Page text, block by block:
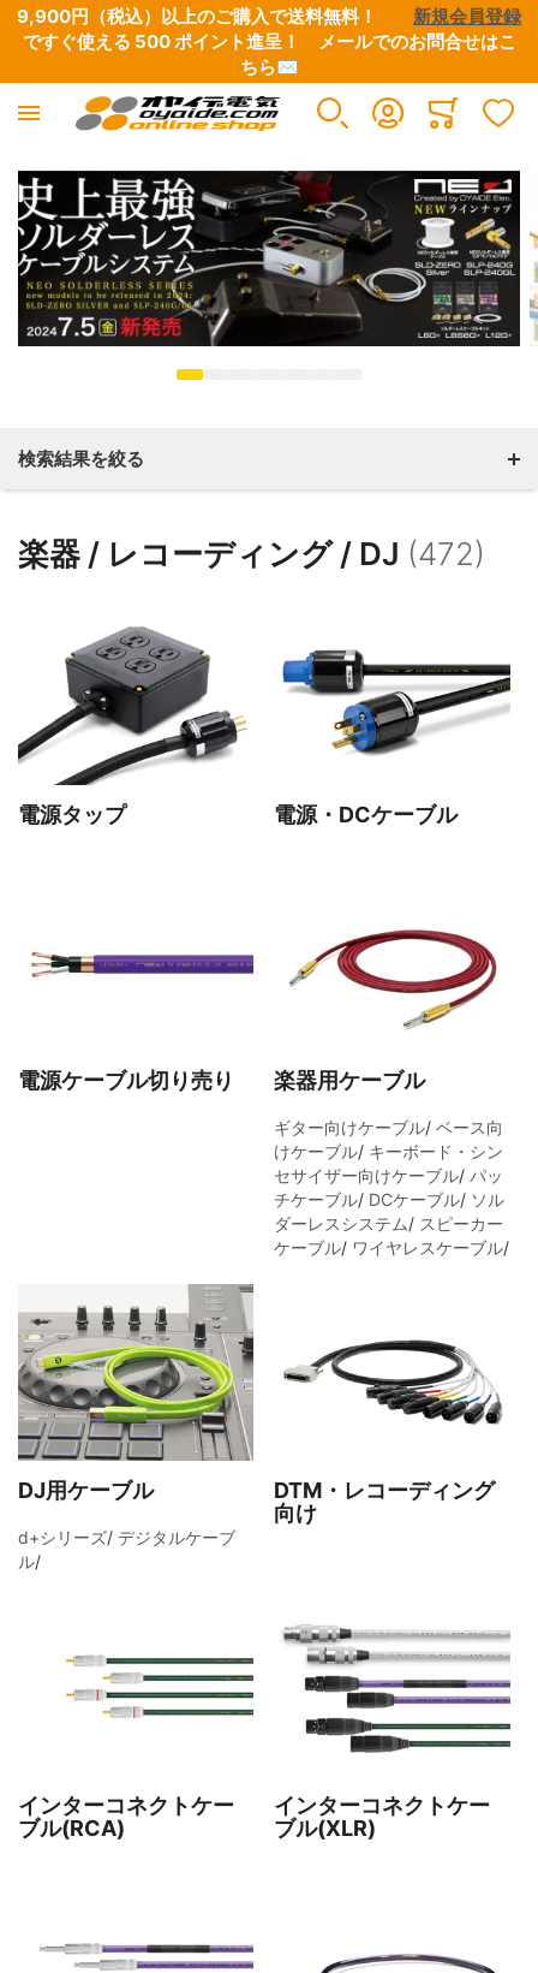
9,900円（税込）以上のご購入で送料無料！ 新規会員登録
ですぐ使える 500 ポイント進呈！ メールでのお問合せはこ
ちら✉
楽器用ケーブル
すべての商品
ギター向けケーブル
ベース向けケーブル
ソルダーレスシステム
スピーカーケーブル
DJ用ケーブル
すべての商品
D+シリーズ
デジタルケーブル
各種コネクター
すべての商品
XLRプラグ
1/4フォーンプラグ
切り売りケーブル
すべての商品
スピーカーケーブル
楽器用ケーブル
検索結果を絞る
楽器 / レコーディング / DJ (472)
電源タップ 電源・DCケーブル
電源ケーブル切り売り 楽器用ケーブル
ギター向けケーブル/ベース向
けケーブル/ キーボード・シン
セサイザー向けケーブル/パッ
チケーブル/ DCケーブル/ ソル
ダーレスシステム/ スピーカー
ケーブル/ ワイヤレスケーブル/
DJ用ケーブル
d+シリーズ/ デジタルケーブ
ル/
DTM・レコーディング
向け
インターコネクトケー
ブル(RCA)
インターコネクトケー
ブル(XLR)